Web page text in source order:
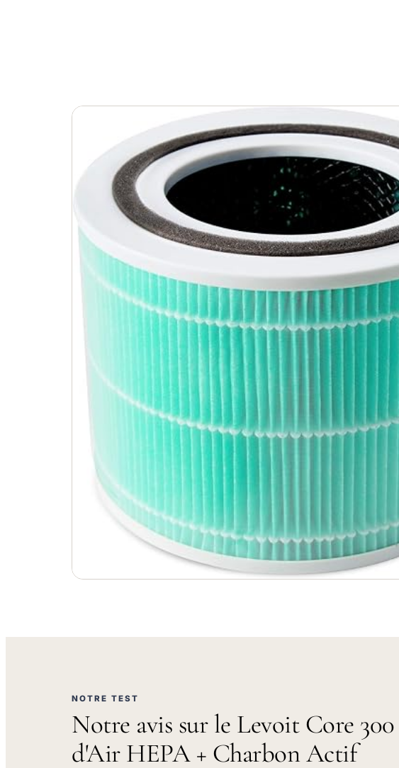
NOTRE TEST
Notre avis sur le Levoit Core
d'Air HEPA + Charbon Actif